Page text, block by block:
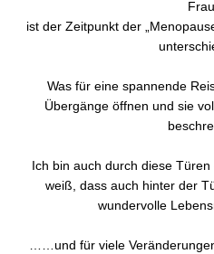
ist der Zeitpunkt der
Was für eine spannende
Übergänge öffnen und sie
Ich bin auch durch diese
weiß, dass auch hinter der
wundervolle
……und für viele